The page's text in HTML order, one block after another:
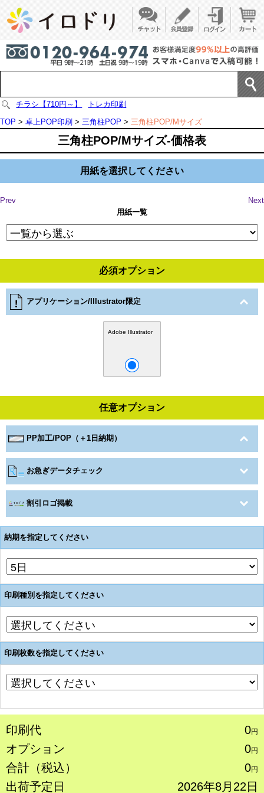
チラシ【710円～】
トレカ印刷
TOP > 卓上POP印刷 > 三角柱POP > 三角柱POP/Mサイズ
三角柱POP/Mサイズ-価格表
用紙を選択してください
Prev
Next
用紙一覧
必須オプション
アプリケーション/Illustrator限定
Adobe Illustrator
任意オプション
PP加工/POP（＋1日納期）
お急ぎデータチェック
割引ロゴ掲載
納期を指定してください
印刷種別を指定してください
印刷枚数を指定してください
印刷代 0円
オプション 0円
合計（税込） 0円
出荷予定日 2026年8月22日